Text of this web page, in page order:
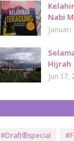
Nabi
Januari
Hijrah
Jun 17,
#Draft®special